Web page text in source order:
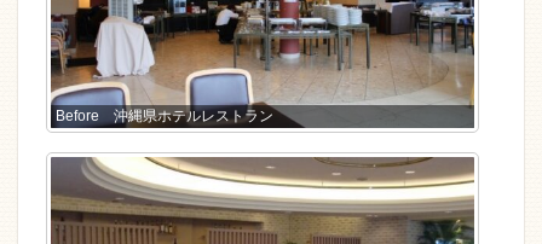
Before 沖縄県ホテルレストラン